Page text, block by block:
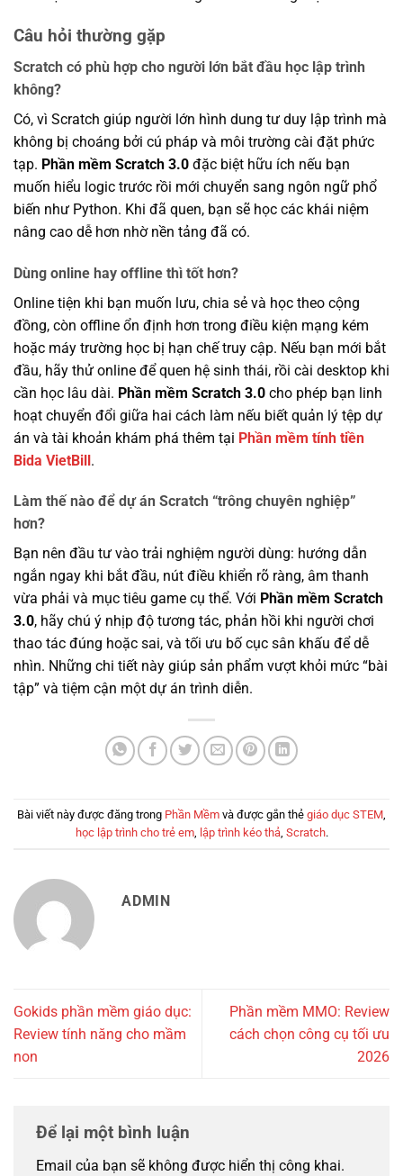
Câu hỏi thường gặp
Scratch có phù hợp cho người lớn bắt đầu học lập trình
không?
Có, vì Scratch giúp người lớn hình dung tư duy lập trình mà
không bị choáng bởi cú pháp và môi trường cài đặt phức
tạp. Phần mềm Scratch 3.0 đặc biệt hữu ích nếu bạn
muốn hiểu logic trước rồi mới chuyển sang ngôn ngữ phổ
biến như Python. Khi đã quen, bạn sẽ học các khái niệm
nâng cao dễ hơn nhờ nền tảng đã có.
Dùng online hay offline thì tốt hơn?
Online tiện khi bạn muốn lưu, chia sẻ và học theo cộng
đồng, còn offline ổn định hơn trong điều kiện mạng kém
hoặc máy trường học bị hạn chế truy cập. Nếu bạn mới bắt
đầu, hãy thử online để quen hệ sinh thái, rồi cài desktop khi
cần học lâu dài. Phần mềm Scratch 3.0 cho phép bạn linh
hoạt chuyển đổi giữa hai cách làm nếu biết quản lý tệp dự
án và tài khoản khám phá thêm tại Phần mềm tính tiền
Bida VietBill.
Làm thế nào để dự án Scratch “trông chuyên nghiệp”
hơn?
Bạn nên đầu tư vào trải nghiệm người dùng: hướng dẫn
ngắn ngay khi bắt đầu, nút điều khiển rõ ràng, âm thanh
vừa phải và mục tiêu game cụ thể. Với Phần mềm Scratch
3.0, hãy chú ý nhịp độ tương tác, phản hồi khi người chơi
thao tác đúng hoặc sai, và tối ưu bố cục sân khấu để dễ
nhìn. Những chi tiết này giúp sản phẩm vượt khỏi mức “bài
tập” và tiệm cận một dự án trình diễn.
Bài viết này được đăng trong Phần Mềm và được gắn thẻ giáo dục STEM
học lập trình cho trẻ em, lập trình kéo thả, Scratch.
ADMIN
Gokids phần mềm giáo dục:
Review tính năng cho mầm
non
Phần mềm MMO: Review
cách chọn công cụ tối ưu
2026
Để lại một bình luận
Email của bạn sẽ không được hiển thị công khai.